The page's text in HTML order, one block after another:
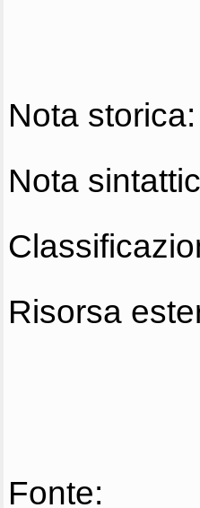
Nota storica:
Nota
Risorsa
Fonte: